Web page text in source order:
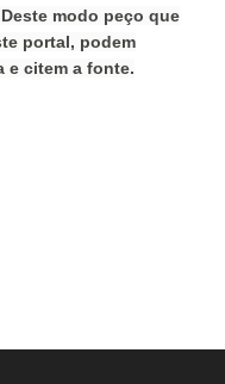
modo peço que
portal, podem
e citem a fonte.